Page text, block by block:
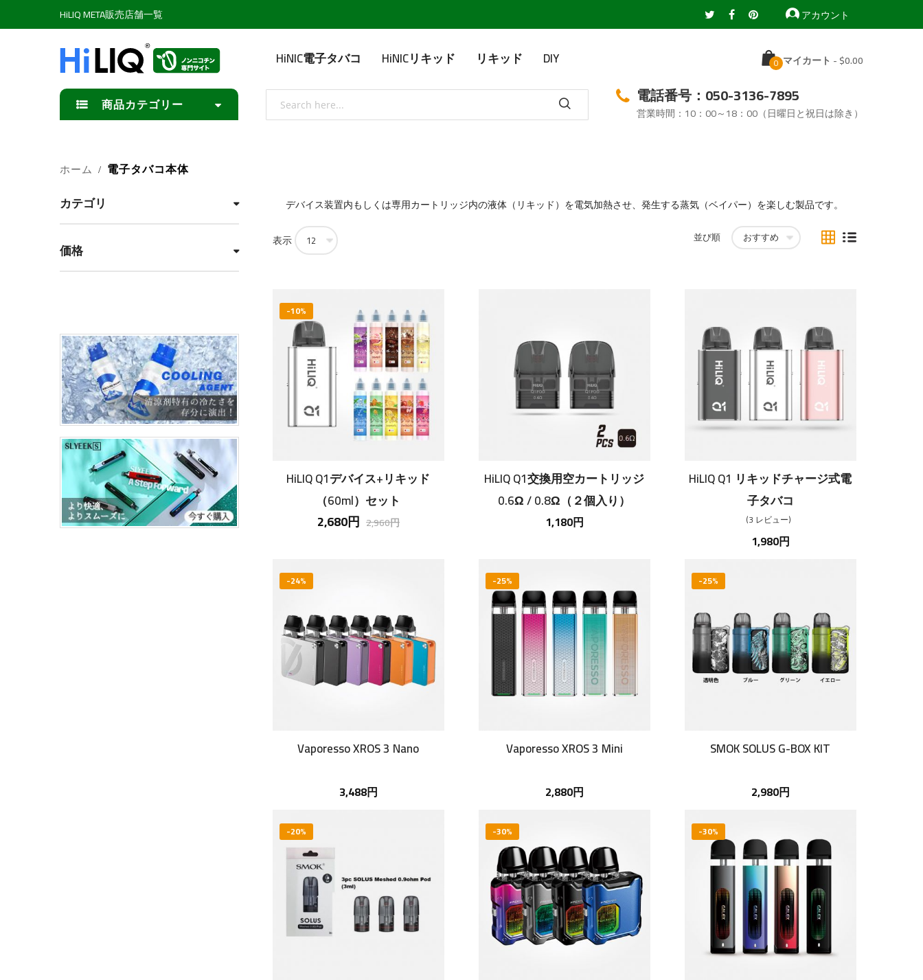
HiLIQ META販売店舗一覧 アカウント
HiNIC電子タバコ HiNICリキッド リキッド DIY マイカート -
商品カテゴリー 検索 電話番号：050-3136-7895
営業時間：10：00～18：00（日曜日と祝日は除き）
ホーム 電子タバコ本体
デバイス装置内もしくは専用カートリッジ内の液体（リキッド）を電気加熱させ、発生する蒸気（ベイパー）を楽しむ製品です。
表 リ
並び順
表示
-10%
HiLIQ Q1デバイス+リキッド
（60ml）セット
2,680円 2,960円
HiLIQ Q1交換用空カートリッジ
0.6Ω / 0.8Ω（２個入り）
1,180円
HiLIQ Q1 リキッドチャージ式電
子タバコ
3 レビュー
1,980円
-24%
Vaporesso XROS 3 Nano
3,488円
-25%
Vaporesso XROS 3 Mini
2,880円
-25%
SMOK SOLUS G-BOX KIT
2,980円
-20% -30% -30%
カテゴリ
価格